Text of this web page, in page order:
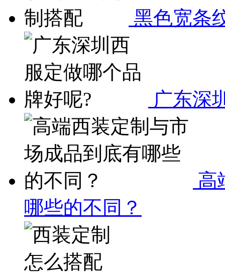
黑色宽条
广东深
高
哪些的不同？